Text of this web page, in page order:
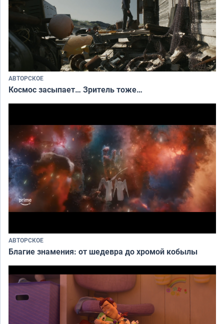
АВТОРСКОЕ
Космос засыпает… Зритель тоже…
АВТОРСКОЕ
Благие знамения: от шедевра до хромой кобылы